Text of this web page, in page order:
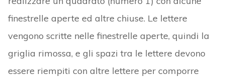
finestrelle aperte ed altre chiuse. Le lettere
vengono scritte nelle finestrelle aperte, quindi la
griglia rimossa, e gli spazi tra le lettere devono
essere riempiti con altre lettere per comporre